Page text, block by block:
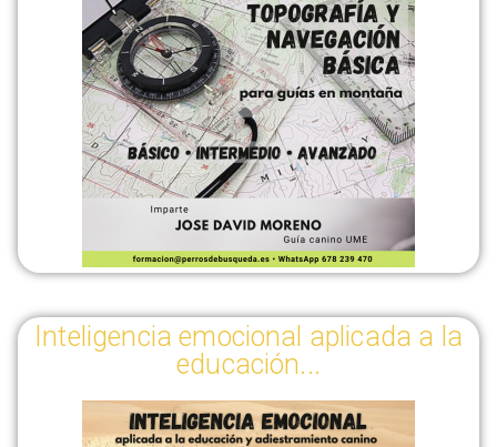
Inteligencia emocional aplicada a la
educación...